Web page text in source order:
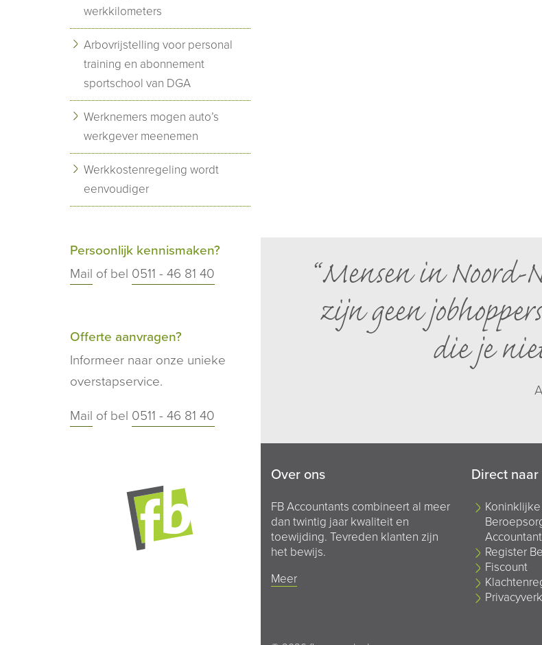
werkkilometers
Arbovrijstelling voor personal
training en abonnement
sportschool van DGA
Werknemers mogen auto’s
werkgever meenemen
Werkkostenregeling wordt
eenvoudiger
Persoonlijk kennismaken?
Mail of bel 0511 - 46 81 40
Offerte aanvragen?
Informeer naar onze unieke
overstapservice.
Mail of bel 0511 - 46 81 40
Mensen in
zijn geen
die je
Over ons
FB Accountants combineert al meer
dan twintig jaar kwaliteit en
toewijding. Tevreden klanten zijn
het bewijs.
Meer
Direct naar
Register
Fiscount